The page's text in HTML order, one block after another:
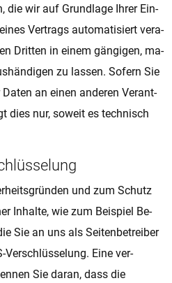
die wir auf Grund­la­ge Ihrer Ein­
Ver­trags au­to­ma­ti­siert ver­a­
Drit­ten in einem gän­gi­gen, ma­
zu las­sen. So­fern Sie
an einen an­de­ren Ver­ant­
dies nur, so­weit es tech­nisch
und zum Schutz
In­hal­te, wie zum Bei­spiel Be­
Sie an uns als Sei­ten­be­trei­ber
Ver­schlüs­se­lung. Eine ver­
Sie daran, dass die